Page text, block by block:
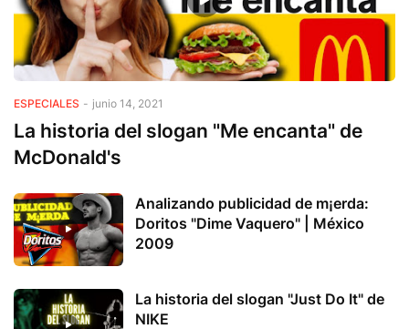
ESPECIALES - junio 14, 2021
La historia del slogan "Me encanta" de
McDonald's
Analizando publicidad de m¡erda:
Doritos "Dime Vaquero" | México
2009
La historia del slogan "Just Do It" de
NIKE